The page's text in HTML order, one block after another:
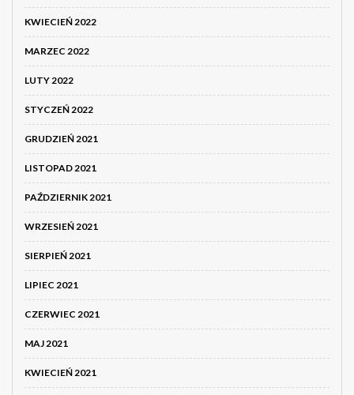
KWIECIEŃ 2022
MARZEC 2022
LUTY 2022
STYCZEŃ 2022
GRUDZIEŃ 2021
LISTOPAD 2021
PAŹDZIERNIK 2021
WRZESIEŃ 2021
SIERPIEŃ 2021
LIPIEC 2021
CZERWIEC 2021
MAJ 2021
KWIECIEŃ 2021